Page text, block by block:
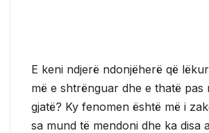
E keni ndjerë ndonjëherë që
më e shtrënguar dhe e thatë pas
gjatë? Ky fenomen është më i
sa mund të mendoni dhe ka disa